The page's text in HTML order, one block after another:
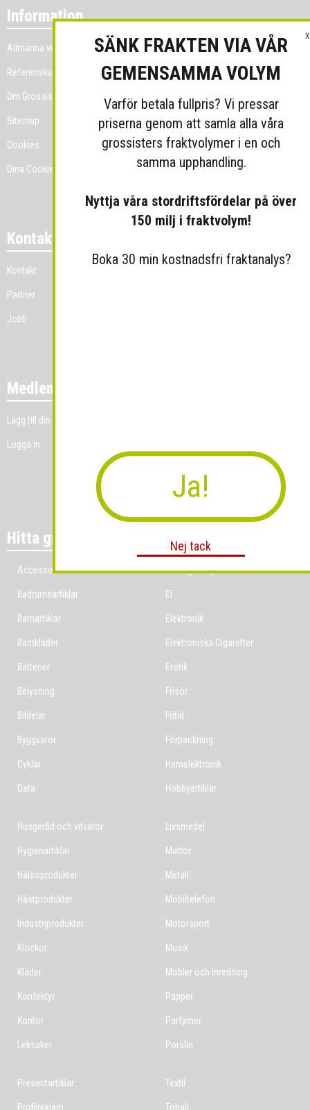
Information
Allmänna villkor
Referenskunder
Om Grossist.se
Sitemap
Cookies
Dina Cookie-prefenser
Kontakt
Kontakt
Partner
Jobb
Medlemmar
Lägg till din grossistverksamhet
Logga in
Hitta grossist per bransch
Accessoarer
Badrumsartiklar
Barnartiklar
Barnkläder
Batterier
Belysning
Bildelar
Byggvaror
Cyklar
Data
Ekologiska produkter
El
Elektronik
Elektroniska Cigaretter
Erotik
Frisör
Fritid
Förpackning
Hemelektronik
Hobbyartiklar
Husgeråd och vitvaror
Hygienartiklar
Hälsoprodukter
Hästprodukter
Industriprodukter
Klockor
Kläder
Konfektyr
Kontor
Leksaker
Livsmedel
Mattor
Metall
Mobiltelefon
Motorsport
Musik
Möbler och inredning
Papper
Parfymer
Porslin
Presentartiklar
Profilreklam
Textil
Tobak
X
SÄNK FRAKTEN VIA VÅR
GEMENSAMMA VOLYM
Varför betala fullpris? Vi pressar
priserna genom att samla alla våra
grossisters fraktvolymer i en och
samma upphandling.
Nyttja våra stordriftsfördelar på över
150 milj i fraktvolym!
Boka 30 min kostnadsfri fraktanalys?
Ja!
Nej tack